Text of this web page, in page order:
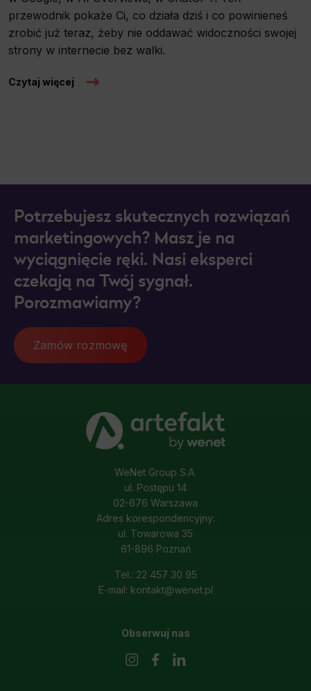
przewodnik pokaże Ci, co działa dziś i co powinieneś
zrobić już teraz, żeby nie oddawać widoczności swojej
strony w internecie bez walki.
Czytaj więcej
Potrzebujesz skutecznych rozwiązań
marketingowych? Masz je na
wyciągnięcie ręki. Nasi eksperci
czekają na Twój sygnał.
Porozmawiamy?
Zamów rozmowę
WeNet Group S.A.
ul. Postępu 14
02-676 Warszawa
Adres korespondencyjny:
ul. Towarowa 35
61-896 Poznań
Tel.: 22 457 30 95
E-mail: kontakt@wenet.pl
Obserwuj nas